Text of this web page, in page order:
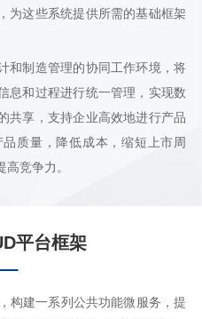
为这些系统提供所需的基础框架
和制造管理的协同工作环境，将
息和过程进行统一管理，实现数
共享，支持企业高效地进行产品
质量，降低成本，缩短上市周
竞争力。
平台框架
构建一系列公共功能微服务，提